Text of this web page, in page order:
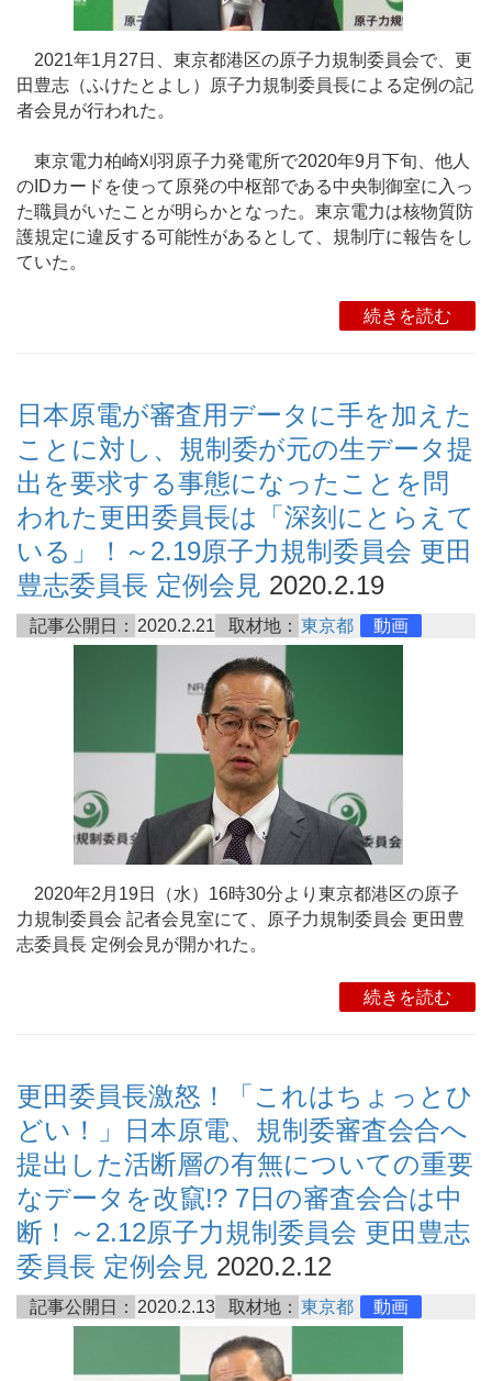
2021年1月27日、東京都港区の原子力規制委員会で、更
田豊志（ふけたとよし）原子力規制委員長による定例の記
者会見が行われた。
東京電力柏崎刈羽原子力発電所で2020年9月下旬、他人
のIDカードを使って原発の中枢部である中央制御室に入っ
た職員がいたことが明らかとなった。東京電力は核物質防
護規定に違反する可能性があるとして、規制庁に報告をし
ていた。
続きを読む
日本原電が審査用データに手を加えた
ことに対し、規制委が元の生データ提
出を要求する事態になったことを問
われた更田委員長は「深刻にとらえて
いる」！～2.19原子力規制委員会 更田
豊志委員長 定例会見 2020.2.19
記事公開日： 2020.2.21 取材地： 東京都 動画
2020年2月19日（水）16時30分より東京都港区の原子
力規制委員会 記者会見室にて、原子力規制委員会 更田豊
志委員長 定例会見が開かれた。
続きを読む
更田委員長激怒！「これはちょっとひ
どい！」日本原電、規制委審査会合へ
提出した活断層の有無についての重要
なデータを改竄!? 7日の審査会合は中
断！～2.12原子力規制委員会 更田豊志
委員長 定例会見 2020.2.12
記事公開日： 2020.2.13 取材地： 東京都 動画